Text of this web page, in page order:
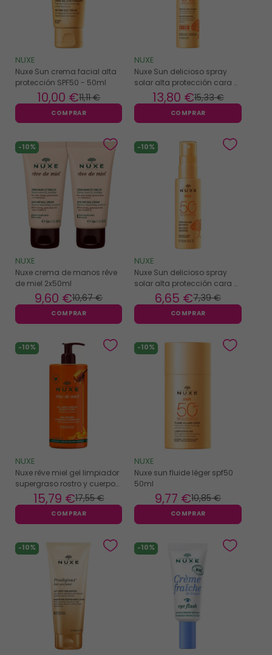
NUXE
Nuxe Sun crema facial alta
protección SPF50 - 50ml
11,11 €
10,00 €
COMPRAR
NUXE
Nuxe Sun delicioso spray
solar alta protección cara y
cuerpo SPF50 - 150ml
15,33 €
13,80 €
COMPRAR
-10%
NUXE
Nuxe crema de manos rêve
de miel 2x50ml
10,67 €
9,60 €
COMPRAR
-10%
NUXE
Nuxe Sun delicioso spray
solar alta protección cara y
cuerpo SPF50 - 50ml
7,39 €
6,65 €
COMPRAR
-10%
NUXE
Nuxe rêve miel gel limpiador
supergraso rostro y cuerpo
750ml
17,55 €
15,79 €
COMPRAR
-10%
NUXE
Nuxe sun fluide léger spf50
50ml
10,85 €
9,77 €
COMPRAR
-10% -10%